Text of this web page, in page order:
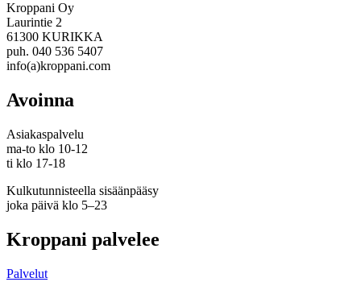
Kroppani Oy
Laurintie 2
61300 KURIKKA
puh. 040 536 5407
info(a)kroppani.com
Avoinna
Asiakaspalvelu
ma-to klo 10-12
ti klo 17-18
Kulkutunnisteella sisäänpääsy
joka päivä klo 5–23
Kroppani palvelee
Palvelut